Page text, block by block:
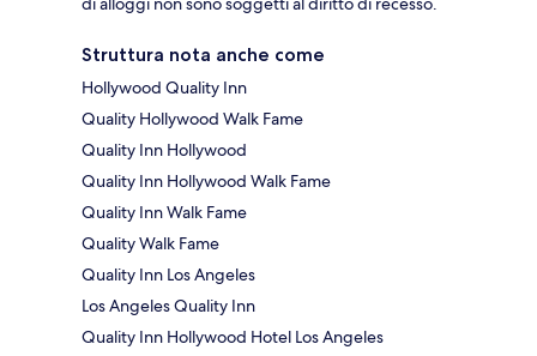
Struttura nota anche come
Hollywood Quality Inn
Quality Hollywood Walk Fame
Quality Inn Hollywood
Quality Inn Hollywood Walk Fame
Quality Inn Walk Fame
Quality Walk Fame
Quality Inn Los Angeles
Los Angeles Quality Inn
Quality Inn Hollywood Hotel Los Angeles